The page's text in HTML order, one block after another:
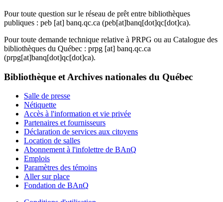
Pour toute question sur le réseau de prêt entre bibliothèques
publiques : peb [at] banq.qc.ca (peb[at]banq[dot]qc[dot]ca).
Pour toute demande technique relative à PRPG ou au Catalogue des
bibliothèques du Québec : prpg [at] banq.qc.ca
(prpg[at]banq[dot]qc[dot]ca).
Bibliothèque et Archives nationales du Québec
Salle de presse
Nétiquette
Accès à l'information et vie privée
Partenaires et fournisseurs
Déclaration de services aux citoyens
Location de salles
Abonnement à l'infolettre de BAnQ
Emplois
Paramètres des témoins
Aller sur place
Fondation de BAnQ